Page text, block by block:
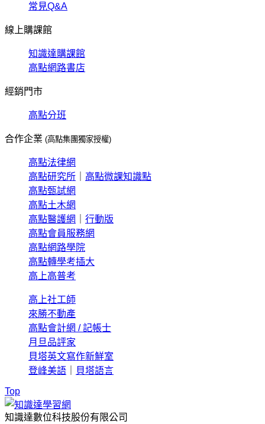
常見Q&A
線上購課館
知識達購課館
高點網路書店
經銷門市
高點分班
合作企業 (高點集團獨家授權)
高點法律網
高點研究所
高點微課知識點
高點甄試網
高點土木網
高點醫護網
行動版
高點會員服務網
高點網路學院
高點轉學考插大
高上高普考
高上社工師
來勝不動產
高點會計網 / 記帳士
月旦品評家
貝塔英文寫作新鮮室
登峰美語
貝塔語言
Top
知識達數位科技股份有限公司